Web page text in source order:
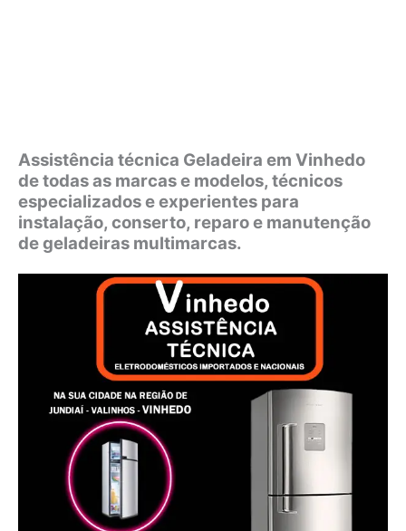
Assistência técnica Geladeira em Vinhedo
de todas as marcas e modelos, técnicos
especializados e experientes para
instalação, conserto, reparo e manutenção
de geladeiras multimarcas.